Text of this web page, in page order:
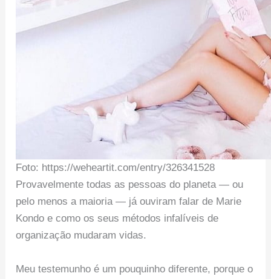
Foto: https://weheartit.com/entry/326341528
Provavelmente todas as pessoas do planeta — ou
pelo menos a maioria — já ouviram falar de Marie
Kondo e como os seus métodos infalíveis de
organização mudaram vidas.
Meu testemunho é um pouquinho diferente, porque o